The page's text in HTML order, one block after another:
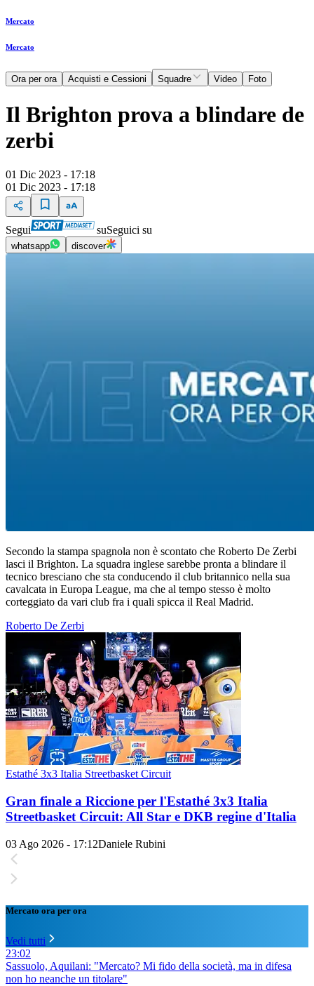
Mercato
Mercato
Ora per ora Acquisti e Cessioni Squadre Video Foto
Il Brighton prova a blindare de
zerbi
01 Dic 2023 - 17:18
01 Dic 2023 - 17:18
Segui suSeguici su
whatsapp discover
Secondo la stampa spagnola non è scontato che Roberto De Zerbi
lasci il Brighton. La squadra inglese sarebbe pronta a blindare il
tecnico bresciano che sta conducendo il club britannico nella sua
cavalcata in Europa League, ma che al tempo stesso è molto
corteggiato da vari club fra i quali spicca il Real Madrid.
Roberto De Zerbi
Estathé 3x3 Italia Streetbasket Circuit
Gran finale a Riccione per l'Estathé 3x3 Italia
Streetbasket Circuit: All Star e DKB regine d'Italia
03 Ago 2026 - 17:12Daniele Rubini
Mercato ora per ora
Vedi tutti
23:02
Sassuolo, Aquilani: "Mercato? Mi fido della società, ma in difesa
non ho neanche un titolare"